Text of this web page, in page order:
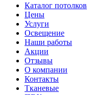
Каталог потолков
Цены
Услуги
Освещение
Наши работы
Акции
Отзывы
О компании
Контакты
Тканевые